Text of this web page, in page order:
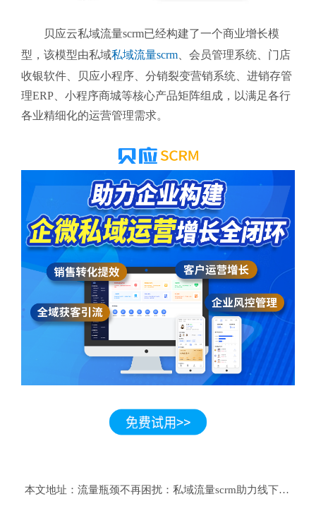
贝应云私域流量scrm已经构建了一个商业增长模
型，该模型由私域私域流量scrm 、会员管理系统、门店
收银软件、贝应小程序、分销裂变营销系统、进销存管
理ERP、小程序商城等核心产品矩阵组成，以满足各行
各业精细化的运营管理需求。
本文地址： 流量瓶颈不再困扰：私域流量scrm助力线下门店焕